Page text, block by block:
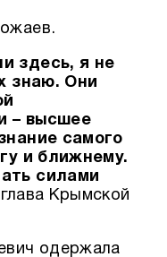
здесь, я не
знаю. Они
– высшее
самого
и ближнему.
силами
Крымской
одержала